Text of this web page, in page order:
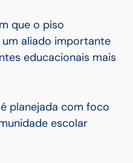
que o piso
aliado importante
educacionais mais
planejada com foco
escolar